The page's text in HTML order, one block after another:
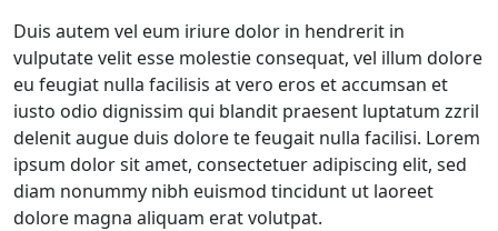
Duis autem vel eum iriure dolor in hendrerit in
vulputate velit esse molestie consequat, vel illum dolore
eu feugiat nulla facilisis at vero eros et accumsan et
iusto odio dignissim qui blandit praesent luptatum zzril
delenit augue duis dolore te feugait nulla facilisi. Lorem
ipsum dolor sit amet, consectetuer adipiscing elit, sed
diam nonummy nibh euismod tincidunt ut laoreet
dolore magna aliquam erat volutpat.